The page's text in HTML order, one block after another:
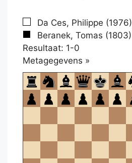
Da Ces, Philippe (1976)
Beranek, Tomas (1803)
Resultaat: 1-0
Metagegevens »
om
te
openen.